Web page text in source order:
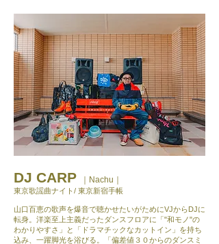
DJ CARP Nachu
東京歌謡曲ナイト/ 東京新宿手帳
山口百恵の歌声を爆音で聴かせたいがためにVJからDJに
転身。洋楽至上主義だったダンスフロアに「"和モノ"の
わかりやすさ」と「ドラマチックなカットイン」を持ち
込み、一躍脚光を浴びる。「偏差値３０からのダンスミ